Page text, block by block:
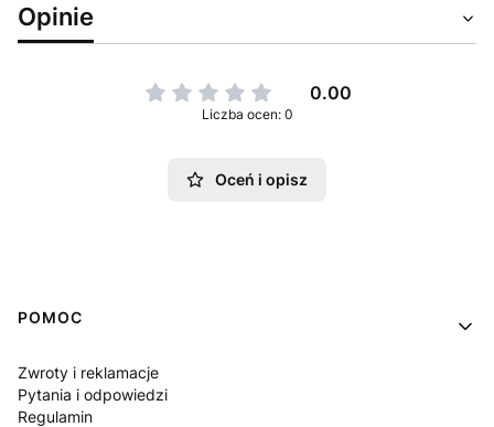
Opinie
0.00
Liczba ocen: 0
Oceń i opisz
Linki w stopce
POMOC
Zwroty i reklamacje
Pytania i odpowiedzi
Regulamin